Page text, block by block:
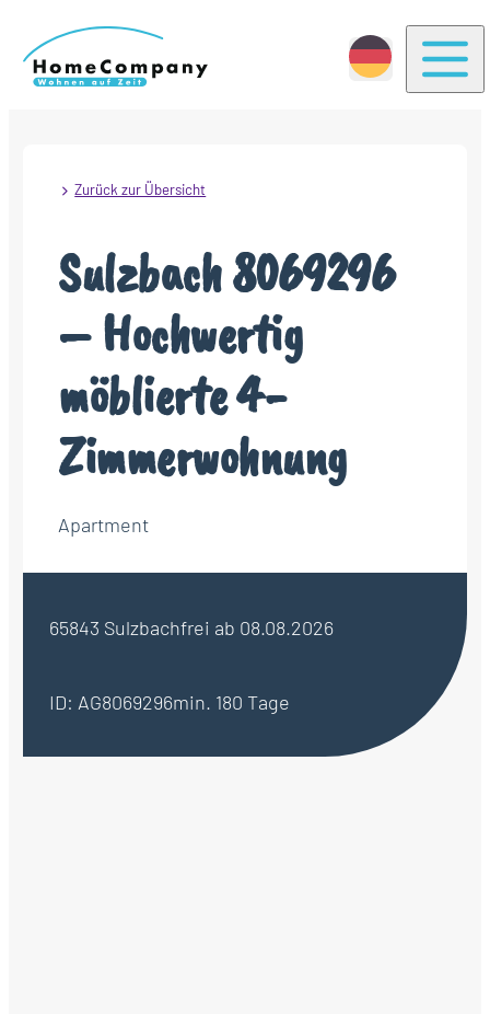
Zurück zur Übersicht
Sulzbach 8069296
– Hochwertig
möblierte 4-
Zimmerwohnung
Apartment
65843 Sulzbachfrei ab 08.08.2026
ID: AG8069296min. 180 Tage